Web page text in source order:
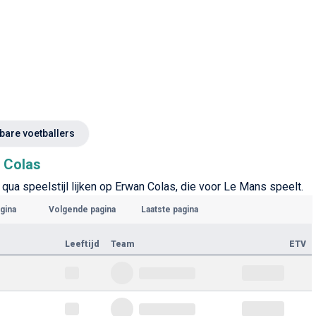
voetballers
speelstijl lijken op Erwan Colas, die voor Le Mans speelt.
Volgende pagina Laatste pagina
Leeftijd Team ETV